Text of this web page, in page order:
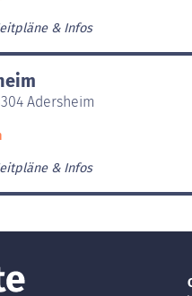
& Infos
Adersheim
& Infos